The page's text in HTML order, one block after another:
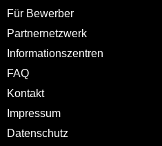
Für Bewerber
Partnernetzwerk
Informationszentren
FAQ
Kontakt
Impressum
Datenschutz